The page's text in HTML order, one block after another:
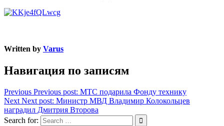
Written by Varus
Навигация по записям
Previous Previous post: МТС подарила Фонду технику
Next Next post: Министр МВД Владимир Колокольцев
наградил Дмитрия Второва
Search for: